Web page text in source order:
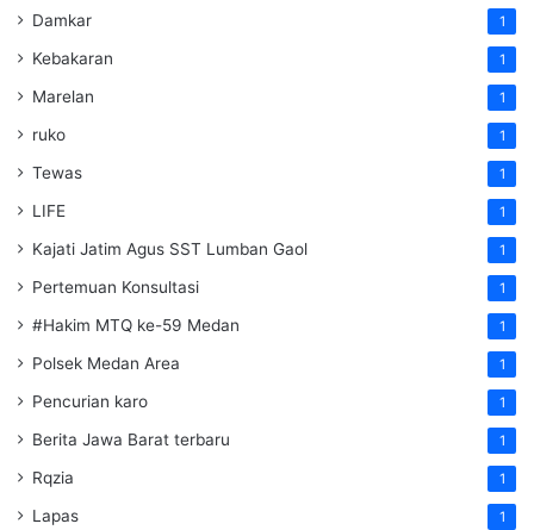
Damkar 1
Kebakaran 1
Marelan 1
ruko 1
Tewas 1
LIFE 1
Kajati Jatim Agus SST Lumban Gaol 1
Pertemuan Konsultasi 1
#Hakim MTQ ke-59 Medan 1
Polsek Medan Area 1
Pencurian karo 1
Berita Jawa Barat terbaru 1
Rqzia 1
Lapas 1